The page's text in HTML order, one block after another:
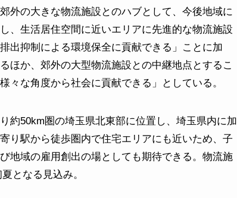
外の大きな物流施設とのハブとして、今後地域に
、生活居住空間に近いエリアに先進的な物流施設
出抑制による環境保全に貢献できる」ことに加
ほか、郊外の大型物流施設との中継地点とするこ
々な角度から社会に貢献できる」としている。
約50km圏の埼玉県北東部に位置し、埼玉県内に加
り駅から徒歩圏内で住宅エリアにも近いため、子
地域の雇用創出の場としても期待できる。物流施
となる見込み。